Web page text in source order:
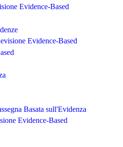
Evidence-Based
Evidence-Based
Basata sull'Evidenza
Evidence-Based